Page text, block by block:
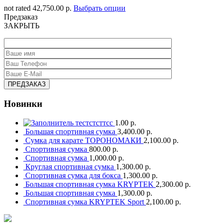
not rated 42,750.00 р. Выбрать опции
Предзаказ
ЗАКРЫТЬ
Новинки
тестстсттсс 1.00 р.
Большая спортивная сумка 3,400.00 р.
Сумка для карате ТОРОНОМАКИ 2,100.00 р.
Спортивная сумка 800.00 р.
Спортивная сумка 1,000.00 р.
Круглая спортивная сумка 1,300.00 р.
Спортивная сумка для бокса 1,300.00 р.
Большая спортивная сумка KRYPTEK 2,300.00 р.
Большая спортивная сумка 1,300.00 р.
Спортивная сумка KRYPTEK Sport 2,100.00 р.